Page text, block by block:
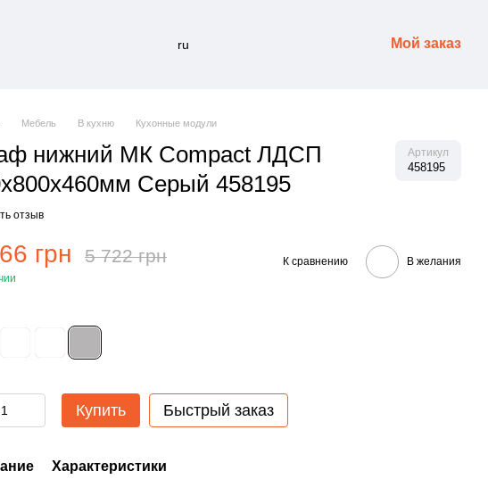
ru Мой заказ
Мебель В кухню Кухонные модули
нижний МК Compact ЛДСП
Серый 458195
Артикул
458195
отзыв
грн 5 722 грн К сравнению В желания
Купить Быстрый заказ
Характеристики